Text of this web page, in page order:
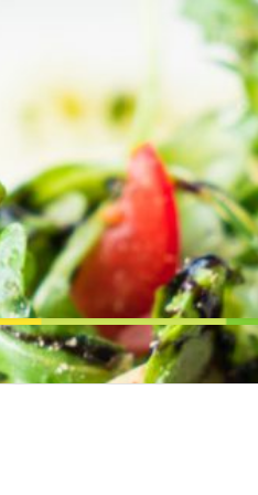
для всех
РЕЦЕПТЫ ДЛЯ